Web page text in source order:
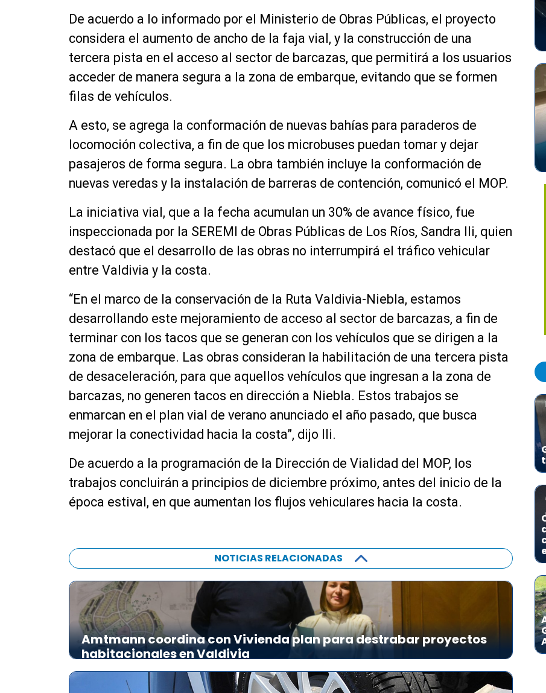
De acuerdo a lo informado por el Ministerio de Obras Públicas, el proyecto
considera el aumento de ancho de la faja vial, y la construcción de una
tercera pista en el acceso al sector de barcazas, que permitirá a los usuarios
acceder de manera segura a la zona de embarque, evitando que se formen
filas de vehículos.
A esto, se agrega la conformación de nuevas bahías para paraderos de
locomoción colectiva, a fin de que los microbuses puedan tomar y dejar
pasajeros de forma segura. La obra también incluye la conformación de
nuevas veredas y la instalación de barreras de contención, comunicó el MOP.
La iniciativa vial, que a la fecha acumulan un 30% de avance físico, fue
inspeccionada por la SEREMI de Obras Públicas de Los Ríos, Sandra Ili, quien
destacó que el desarrollo de las obras no interrumpirá el tráfico vehicular
entre Valdivia y la costa.
“En el marco de la conservación de la Ruta Valdivia-Niebla, estamos
desarrollando este mejoramiento de acceso al sector de barcazas, a fin de
terminar con los tacos que se generan con los vehículos que se dirigen a la
zona de embarque. Las obras consideran la habilitación de una tercera pista
de desaceleración, para que aquellos vehículos que ingresan a la zona de
barcazas, no generen tacos en dirección a Niebla. Estos trabajos se
enmarcan en el plan vial de verano anunciado el año pasado, que busca
mejorar la conectividad hacia la costa”, dijo Ili.
De acuerdo a la programación de la Dirección de Vialidad del MOP, los
trabajos concluirán a principios de diciembre próximo, antes del inicio de la
época estival, en que aumentan los flujos vehiculares hacia la costa.
NOTICIAS RELACIONADAS
Amtmann coordina con Vivienda plan para destrabar proyectos
habitacionales en Valdivia